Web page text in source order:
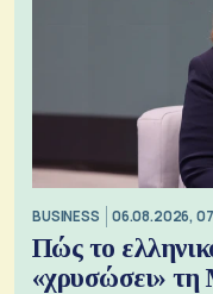
BUSINESS 06.08.2026,
Πώς το
«χρυσώσει»